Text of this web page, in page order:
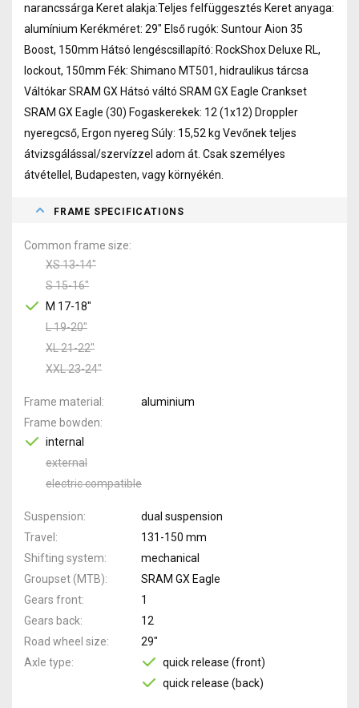
narancssárga Keret alakja:Teljes felfüggesztés Keret anyaga:
alumínium Kerékméret: 29" Első rugók: Suntour Aion 35
Boost, 150mm Hátsó lengéscsillapító: RockShox Deluxe RL,
lockout, 150mm Fék: Shimano MT501, hidraulikus tárcsa
Váltókar SRAM GX Hátsó váltó SRAM GX Eagle Crankset
SRAM GX Eagle (30) Fogaskerekek: 12 (1x12) Droppler
nyeregcső, Ergon nyereg Súly: 15,52 kg Vevőnek teljes
átvizsgálással/szervízzel adom át. Csak személyes
átvétellel, Budapesten, vagy környékén.
FRAME SPECIFICATIONS
Common frame size
XS 13-14"
S 15-16"
M 17-18"
L 19-20"
XL 21-22"
XXL 23-24"
Frame material
aluminium
Frame bowden
internal
external
electric compatible
Suspension
dual suspension
Travel
131-150 mm
Shifting system
mechanical
Groupset (MTB)
SRAM GX Eagle
Gears front
1
Gears back
12
Road wheel size
29"
Axle type
quick release (front)
quick release (back)